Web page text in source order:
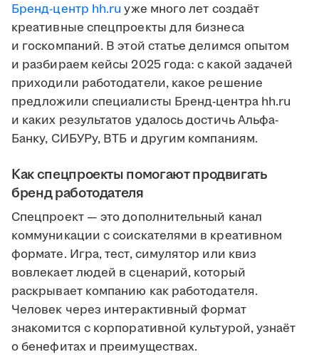
Бренд-центр hh.ru уже много лет создаёт
креативные спецпроекты для бизнеса
и госкомпаний. В этой статье делимся опытом
и разбираем кейсы 2025 года: с какой задачей
приходили работодатели, какое решение
предложили специалисты Бренд-центра hh.ru
и каких результатов удалось достичь Альфа-
Банку, СИБУРу, ВТБ и другим компаниям.
Как спецпроекты помогают продвигать
бренд работодателя
Спецпроект — это дополнительный канал
коммуникации с соискателями в креативном
формате. Игра, тест, симулятор или квиз
вовлекает людей в сценарий, который
раскрывает компанию как работодателя.
Человек через интерактивный формат
знакомится с корпоративной культурой, узнаёт
о бенефитах и преимуществах.